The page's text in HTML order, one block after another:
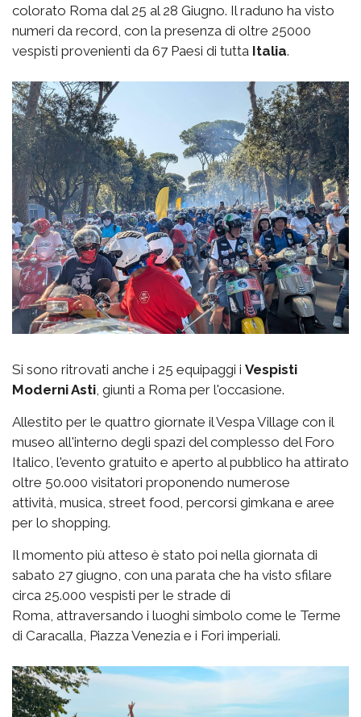
colorato Roma dal 25 al 28 Giugno. Il raduno ha visto
numeri da record, con la presenza di oltre 25000
vespisti provenienti da 67 Paesi di tutta Italia.
Si sono ritrovati anche i 25 equipaggi i Vespisti
Moderni Asti, giunti a Roma per l'occasione.
Allestito per le quattro giornate il Vespa Village con il
museo all'interno degli spazi del complesso del Foro
Italico, l'evento gratuito e aperto al pubblico ha attirato
oltre 50.000 visitatori proponendo numerose
attività, musica, street food, percorsi gimkana e aree
per lo shopping.
Il momento più atteso è stato poi nella giornata di
sabato 27 giugno, con una parata che ha visto sfilare
circa 25.000 vespisti per le strade di
Roma, attraversando i luoghi simbolo come le Terme
di Caracalla, Piazza Venezia e i Fori imperiali.